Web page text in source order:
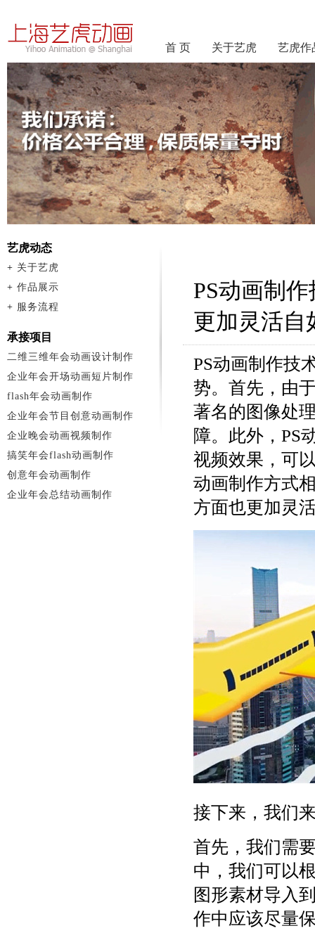
首 页 关于艺虎 艺虎作
PS动画制
更加灵活自
PS动画制作技
势。首先，由
著名的图像处
障。此外，PS
视频效果，可
动画制作方式
方面也更加灵
接下来，我们
首先，我们需
中，我们可以
图形素材导入
作中应该尽量
艺虎动态
+ 关于艺虎
+ 作品展示
+ 服务流程
承接项目
二维三维年会动画设计制作
企业年会开场动画短片制作
flash年会动画制作
企业年会节目创意动画制作
企业晚会动画视频制作
搞笑年会flash动画制作
创意年会动画制作
企业年会总结动画制作